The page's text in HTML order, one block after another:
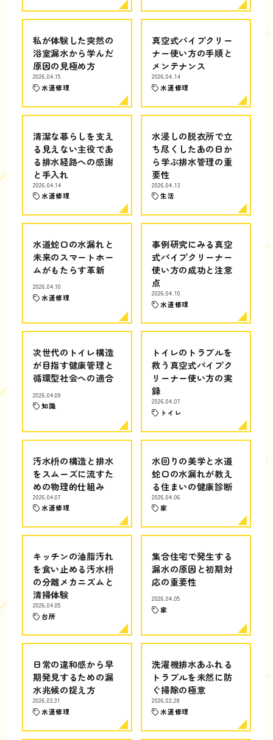
私が体験した突然の
浴室漏水から学んだ
原因の見極め方
2026.04.15
水道修理
真空式パイプクリー
ナー使い方の手順と
メンテナンス
2026.04.14
水道修理
清潔な暮らしを支え
る見えない主役であ
る排水経路への感謝
と手入れ
2026.04.14
水道修理
水浸しの脱衣所で立
ち尽くしたあの日か
ら学ぶ排水管理の重
要性
2026.04.13
生活
水道蛇口の水漏れと
未来のスマートホー
ムがもたらす革新
2026.04.10
水道修理
事例研究にみる真空
式パイプクリーナー
使い方の成功と注意
点
2026.04.10
水道修理
次世代のトイレ構造
が目指す健康管理と
循環型社会への適合
2026.04.09
知識
トイレのトラブルを
救う真空式パイプク
リーナー使い方の実
録
2026.04.07
トイレ
汚水枡の構造と排水
をスムーズに流すた
めの物理的仕組み
2026.04.07
水道修理
水回りの美学と水道
蛇口の水漏れが教え
る住まいの健康診断
2026.04.06
家
キッチンの油脂汚れ
を食い止める汚水枡
の分離メカニズムと
清掃体験
2026.04.05
台所
集合住宅で発生する
漏水の原因と初期対
応の重要性
2026.04.05
家
日常の違和感から早
期発見するための漏
水兆候の捉え方
2026.03.31
水道修理
洗濯機排水あふれる
トラブルを未然に防
ぐ掃除の極意
2026.03.28
水道修理